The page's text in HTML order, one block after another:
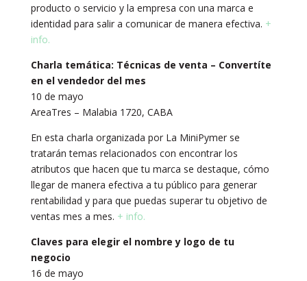
producto o servicio y la empresa con una marca e
identidad para salir a comunicar de manera efectiva. +
info.
Charla temática: Técnicas de venta – Convertíte
en el vendedor del mes
10 de mayo
AreaTres – Malabia 1720, CABA
En esta charla organizada por La MiniPymer se
tratarán temas relacionados con encontrar los
atributos que hacen que tu marca se destaque, cómo
llegar de manera efectiva a tu público para generar
rentabilidad y para que puedas superar tu objetivo de
ventas mes a mes. + info.
Claves para elegir el nombre y logo de tu
negocio
16 de mayo